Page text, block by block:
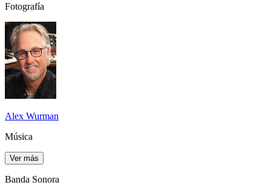
Fotografía
Alex Wurman
Música
Ver más
Banda Sonora